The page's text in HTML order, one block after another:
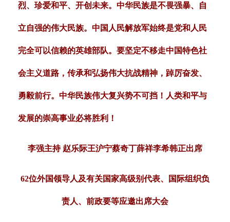
烈、珍爱和平、开创未来。中华民族是不畏强暴、自
立自强的伟大民族。中国人民解放军始终是党和人民
完全可以信赖的英雄部队。要坚定不移走中国特色社
会主义道路，传承和弘扬伟大抗战精神，踔厉奋发、
勇毅前行。中华民族伟大复兴势不可挡！人类和平与
发展的崇高事业必将胜利！
李强主持 赵乐际王沪宁蔡奇丁薛祥李希韩正出席
62位外国领导人及有关国家高级别代表、国际组织负
责人、前政要等应邀出席大会